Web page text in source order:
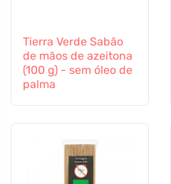
Tierra Verde Sabão
de mãos de azeitona
(100 g) - sem óleo de
palma